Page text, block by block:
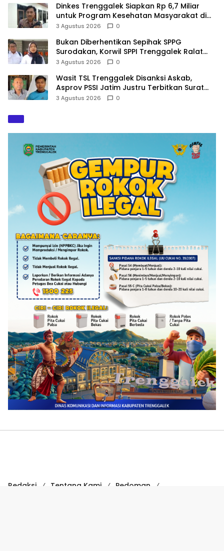
Dinkes Trenggalek Siapkan Rp 6,7 Miliar
untuk Program Kesehatan Masyarakat di
2027
3 Agustus 2026 0
Bukan Diberhentikan Sepihak SPPG
Surodakan, Korwil SPPI Trenggalek Ralat
Pernyataan Soal Permata Umat Tolak MBG
3 Agustus 2026 0
Wasit TSL Trenggalek Disanksi Askab,
Asprov PSSI Jatim Justru Terbitkan Surat
Tugas di Hari yang Sama
3 Agustus 2026 0
Redaksi Tentang Kami
Pedoman